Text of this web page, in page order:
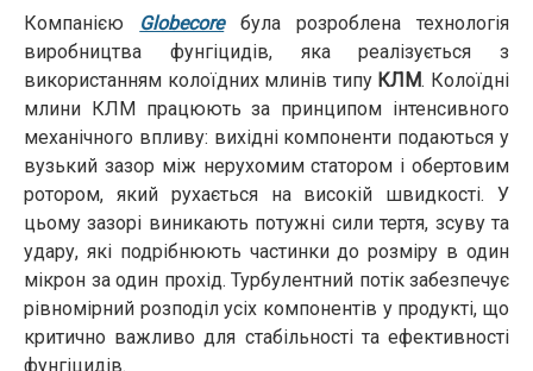
Компанією Globecoreбула розроблена технологія
виробництва фунгіцидів, яка реалізується з
використанням колоїдних млинів типу КЛМ. Колоїдні
млини КЛМ працюють за принципом інтенсивного
механічного впливу: вихідні компоненти подаються у
вузький зазор між нерухомим статором і обертовим
ротором, який рухається на високій швидкості. У
цьому зазорі виникають потужні сили тертя, зсуву та
удару, які подрібнюють частинки до розміру в один
мікрон за один прохід. Турбулентний потік забезпечує
рівномірний розподіл усіх компонентів у продукті, що
критично важливо для стабільності та ефективності
фунгіцидів.